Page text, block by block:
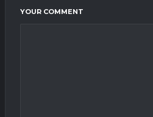
YOUR COMMENT